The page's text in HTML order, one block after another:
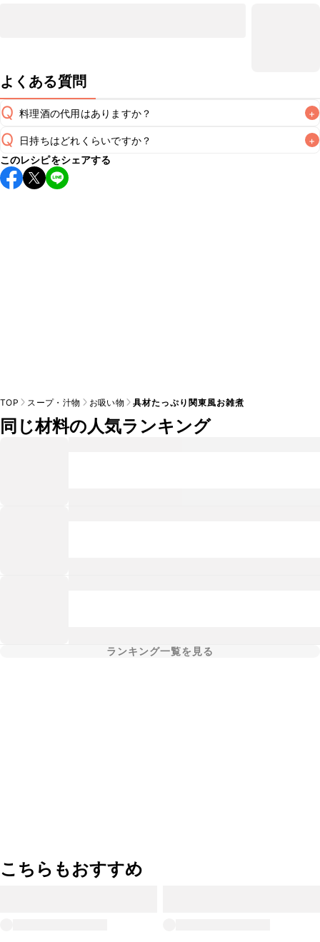
よくある質問
Q 料理酒の代用はありますか？ +
A
Q 日持ちはどれくらいですか？ +
こちらのレシピは出来たてをお召し上がりいただくことをお
すすめします。
このレシピをシェアする
TOP スープ・汁物 お吸い物 具材たっぷり関東風お雑煮
同じ材料の人気ランキング
ランキング一覧を見る
こちらもおすすめ